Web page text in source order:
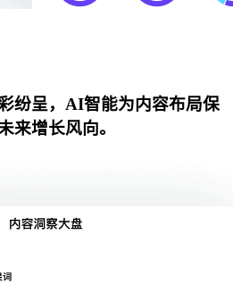
纷呈，AI智能为内容布局保
来增长风向。